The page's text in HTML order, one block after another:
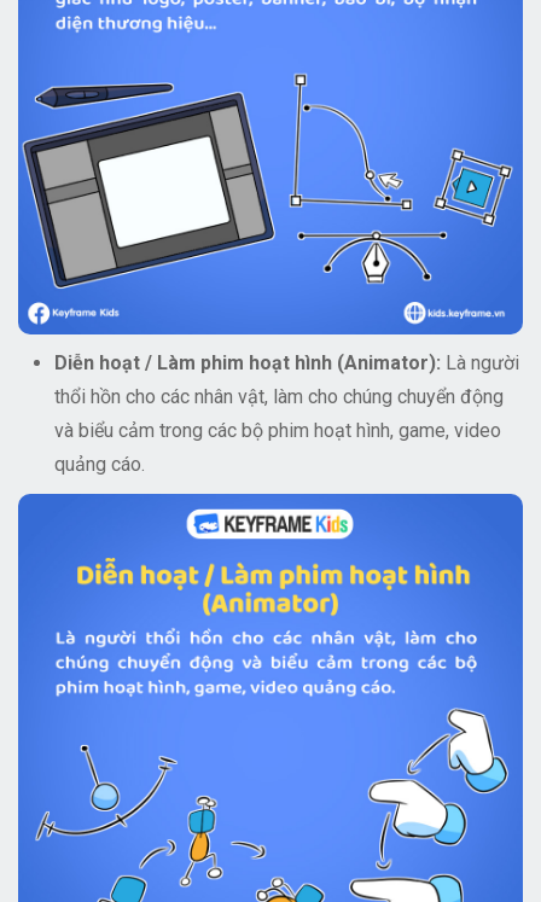
Diễn hoạt / Làm phim hoạt hình (Animator): Là người
thổi hồn cho các nhân vật, làm cho chúng chuyển động
và biểu cảm trong các bộ phim hoạt hình, game, video
quảng cáo.